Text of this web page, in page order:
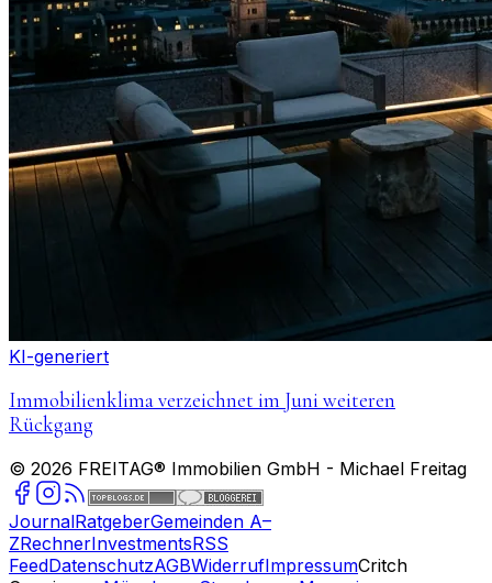
KI-generiert
Immobilienklima verzeichnet im Juni weiteren
Rückgang
© 2026 FREITAG® Immobilien GmbH - Michael Freitag
JournalRatgeberGemeinden A–
ZRechnerInvestmentsRSS
FeedDatenschutzAGBWiderrufImpressumCritch